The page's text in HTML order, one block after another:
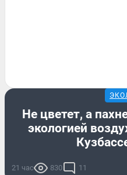
Не цветет, а
экологией
21 час 830 11